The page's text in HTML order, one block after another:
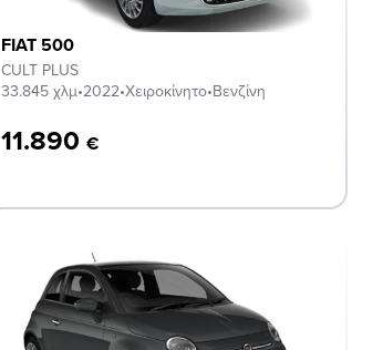
FIAT 500
CULT PLUS
33.845 χλμ•2022•Χειροκίνητο•Βενζίνη
11.890€